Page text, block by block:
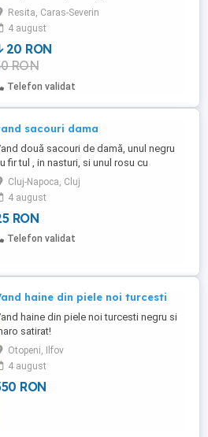
Resita, Caras-Severin
4 august
20 RON
RON
Telefon validat
sacouri dama
două sacouri de damă, unul negru
fir tul , in nasturi, si unul rosu cu
ambele sunt mărimea 36,S, în
foarte bună. prețul este pentru o
Cluj-Napoca, Cluj
4 august
RON
Telefon validat
haine din piele noi turcesti
haine din piele noi turcesti negru si
satirat!
Otopeni, Ilfov
4 august
RON